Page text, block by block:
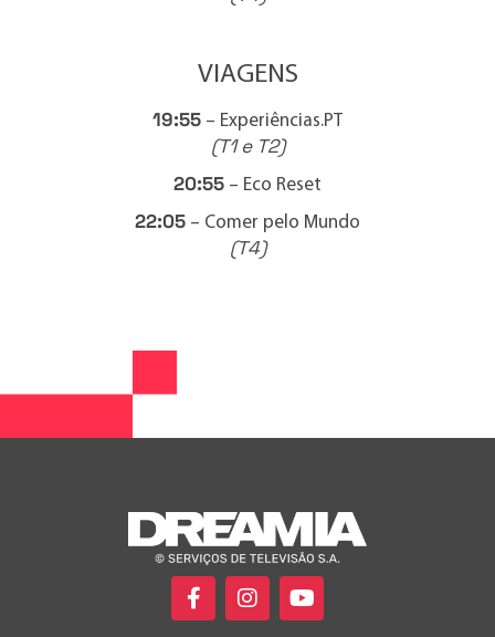
VIAGENS
19:55 – Experiências.PT
(T1 e T2)
20:55 – Eco Reset
22:05 – Comer pelo Mundo
(T4)